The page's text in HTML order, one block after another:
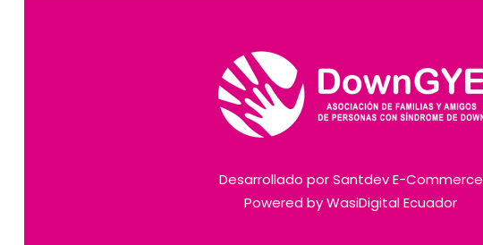
Desarrollado porSantdev E-Commerce
Powered byWasiDigital Ecuador